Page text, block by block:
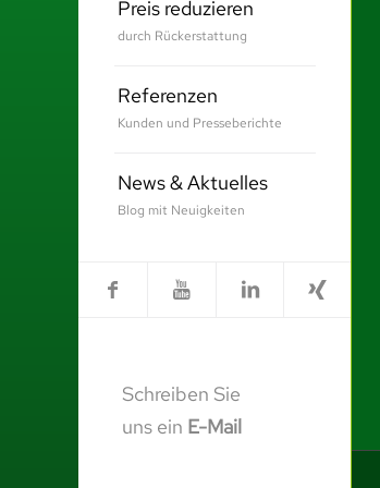
Preis reduzieren
durch Rückerstattung
Referenzen
Kunden und Presseberichte
News & Aktuelles
Blog mit Neuigkeiten
Schreiben Sie
uns ein E-Mail